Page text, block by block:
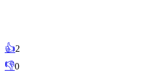
👍2
👎0